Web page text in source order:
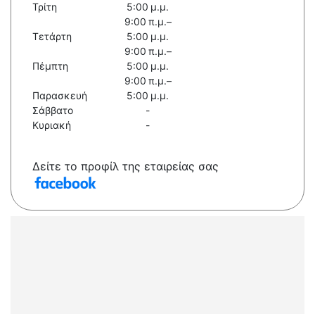
Τρίτη
5:00 μ.μ.
Τετάρτη
9:00 π.μ.–
5:00 μ.μ.
Πέμπτη
9:00 π.μ.–
5:00 μ.μ.
Παρασκευή
9:00 π.μ.–
5:00 μ.μ.
Σάββατο
-
Κυριακή
-
Δείτε το προφίλ της εταιρείας σας